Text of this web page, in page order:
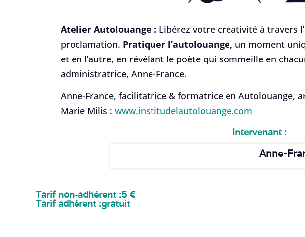
Atelier Autolouange : Libérez votre créativité à travers
proclamation. Pratiquer l’autolouange, un moment
et en l’autre, en révélant le poète qui sommeille en
administratrice, Anne-France.
Anne-France, facilitatrice & formatrice en Autolouange,
Marie Milis : www.institudelautolouange.com
Intervenant :
Anne-
Tarif non-adhérent :5 €
Tarif adhérent :gratuit